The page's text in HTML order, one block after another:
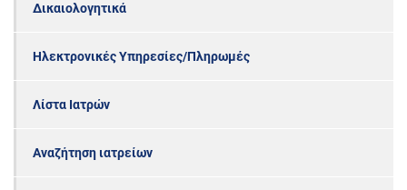
Δικαιολογητικά
Ηλεκτρονικές Υπηρεσίες/Πληρωμές
Λίστα Ιατρών
Αναζήτηση ιατρείων